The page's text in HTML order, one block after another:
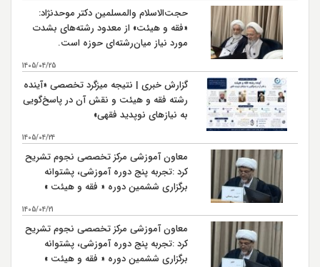
30
شهادت حضرت امام علي بن موسي الرضا (ع) سال 203 هـ
ق بنابر روایتی
حجت‌الاسلام والمسلمین دکتر موحدنژاد:
«فقه و هیئت» از معدود رشته‌های بشدت
مورد نیاز میان‌رشته‌ای حوزه است.
1405/04/25
گزارش خبری | نتیجه میزگرد تخصصی «آینده
رشته فقه و هیئت و نقش آن در پاسخ‌گویی
به نیازهای نوپدید فقهی»
1405/04/24
معاون آموزشی مرکز تخصصی نجوم تشریح
کرد :تجربه پنج دوره آموزشی، پشتوانه
برگزاری ششمین دوره « فقه و هیئت »
1405/04/21
معاون آموزشی مرکز تخصصی نجوم تشریح
کرد :تجربه پنج دوره آموزشی، پشتوانه
برگزاری ششمین دوره « فقه و هیئت »